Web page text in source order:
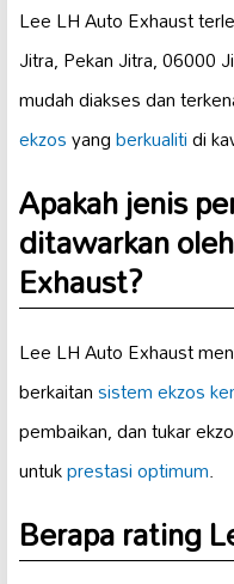
Lee LH Auto Exhaust
Jitra, Pekan Jitra, 06000
mudah diakses dan
ekzosyangberkualitidi
Apakah jenis
ditawarkan
Exhaust?
Lee LH Auto Exhaust
berkaitansistem ekzos
pembaikan, dan tukar
untukprestasi optimum.
Berapa rating